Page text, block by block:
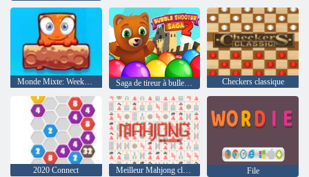
Monde Mixte: Week-end Saga de tireur à bulles 2 Checkers classique
2020 Connect Meilleur Mahjong classique File